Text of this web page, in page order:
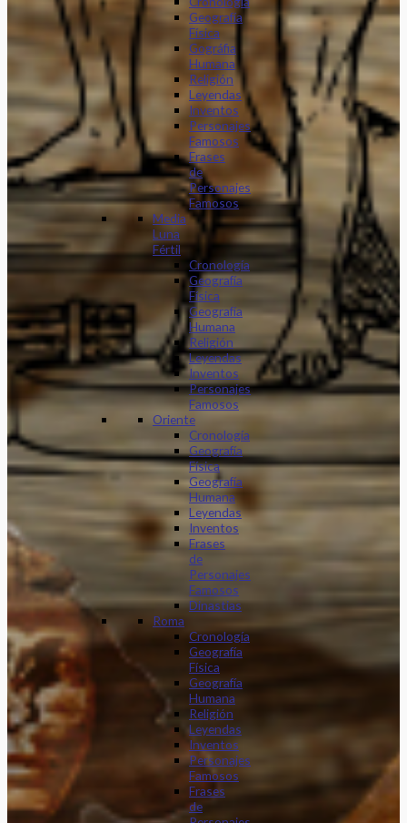
Geografía
Física
Gográfia
Humana
Religión
Leyendas
Inventos
Personajes
Famosos
Frases
de
Personajes
Famosos
Media
Luna
Fértil
Cronología
Geografía
Física
Geografía
Humana
Religión
Leyendas
Inventos
Personajes
Famosos
Oriente
Cronología
Geografía
Física
Geografía
Humana
Leyendas
Inventos
Frases
de
Personajes
Famosos
Dinastias
Roma
Cronología
Geografía
Física
Geografía
Humana
Religión
Leyendas
Inventos
Personajes
Famosos
Frases
de